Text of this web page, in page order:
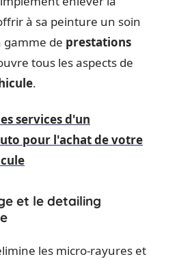
à sa peinture un soin
gamme de prestations
tous les aspects de
.
services d'un
pour l'achat de votre
et le detailing
les micro-rayures et